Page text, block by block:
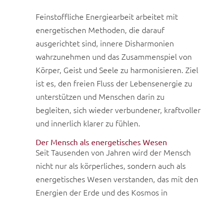
Feinstoffliche Energiearbeit arbeitet mit
energetischen Methoden, die darauf
ausgerichtet sind, innere Disharmonien
wahrzunehmen und das Zusammenspiel von
Körper, Geist und Seele zu harmonisieren. Ziel
ist es, den freien Fluss der Lebensenergie zu
unterstützen und Menschen darin zu
begleiten, sich wieder verbundener, kraftvoller
und innerlich klarer zu fühlen.
Der Mensch als energetisches Wesen
Seit Tausenden von Jahren wird der Mensch
nicht nur als körperliches, sondern auch als
energetisches Wesen verstanden, das mit den
Energien der Erde und des Kosmos in